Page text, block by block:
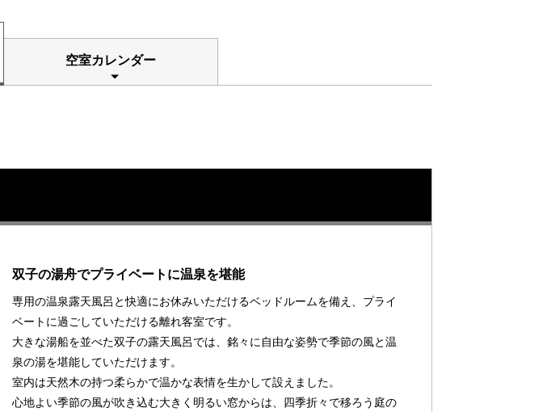
空室カレンダー
双子の湯舟でプライベートに温泉を堪能
専用の温泉露天風呂と快適にお休みいただけるベッドルームを備え、プライ
ベートに過ごしていただける離れ客室です。
大きな湯船を並べた双子の露天風呂では、銘々に自由な姿勢で季節の風と温
泉の湯を堪能していただけます。
室内は天然木の持つ柔らかで温かな表情を生かして設えました。
心地よい季節の風が吹き込む大きく明るい窓からは、四季折々で移ろう庭の